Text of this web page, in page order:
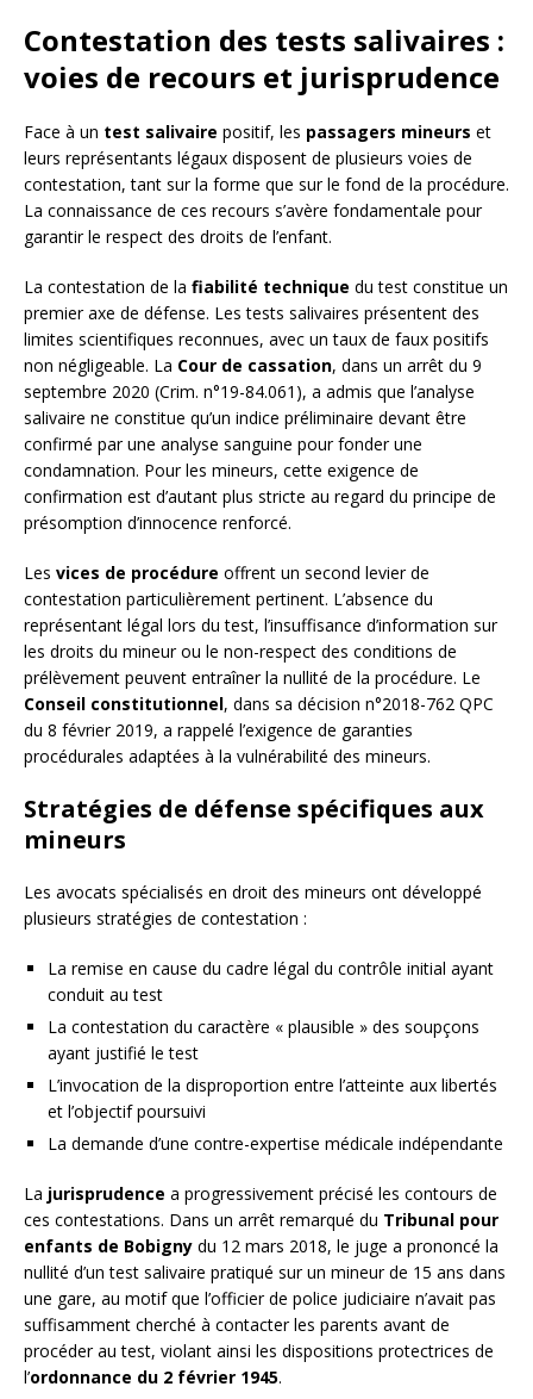
Contestation des tests salivaires :
voies de recours et jurisprudence
Face à un test salivaire positif, les passagers mineurs et
leurs représentants légaux disposent de plusieurs voies de
contestation, tant sur la forme que sur le fond de la procédure.
La connaissance de ces recours s’avère fondamentale pour
garantir le respect des droits de l’enfant.
La contestation de la fiabilité technique du test constitue un
premier axe de défense. Les tests salivaires présentent des
limites scientifiques reconnues, avec un taux de faux positifs
non négligeable. La Cour de cassation, dans un arrêt du 9
septembre 2020 (Crim. n°19-84.061), a admis que l’analyse
salivaire ne constitue qu’un indice préliminaire devant être
confirmé par une analyse sanguine pour fonder une
condamnation. Pour les mineurs, cette exigence de
confirmation est d’autant plus stricte au regard du principe de
présomption d’innocence renforcé.
Les vices de procédure offrent un second levier de
contestation particulièrement pertinent. L’absence du
représentant légal lors du test, l’insuffisance d’information sur
les droits du mineur ou le non-respect des conditions de
prélèvement peuvent entraîner la nullité de la procédure. Le
Conseil constitutionnel, dans sa décision n°2018-762 QPC
du 8 février 2019, a rappelé l’exigence de garanties
procédurales adaptées à la vulnérabilité des mineurs.
Stratégies de défense spécifiques aux
mineurs
Les avocats spécialisés en droit des mineurs ont développé
plusieurs stratégies de contestation :
La remise en cause du cadre légal du contrôle initial ayant
conduit au test
La contestation du caractère « plausible » des soupçons
ayant justifié le test
L’invocation de la disproportion entre l’atteinte aux libertés
et l’objectif poursuivi
La demande d’une contre-expertise médicale indépendante
La jurisprudence a progressivement précisé les contours de
ces contestations. Dans un arrêt remarqué du Tribunal pour
enfants de Bobigny du 12 mars 2018, le juge a prononcé la
nullité d’un test salivaire pratiqué sur un mineur de 15 ans dans
une gare, au motif que l’officier de police judiciaire n’avait pas
suffisamment cherché à contacter les parents avant de
procéder au test, violant ainsi les dispositions protectrices de
l’ordonnance du 2 février 1945.